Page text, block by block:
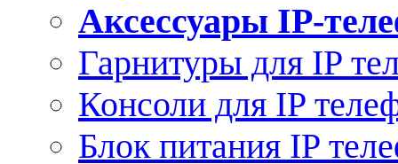
Аксессуары IP-
Гарнитуры для IP
Консоли для IP
Блок питания IP